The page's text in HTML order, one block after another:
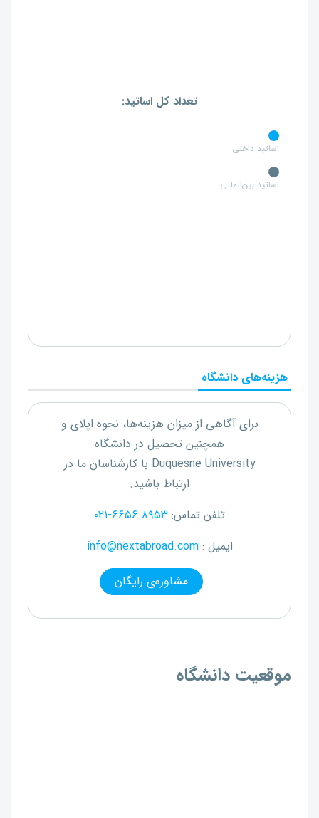
تعداد کل اساتید:
اساتید داخلی
اساتید بین‌المللی
هزینه‌های دانشگاه
برای آگاهی از میزان هزینه‌ها، نحوه اپلای و
همچنین تحصیل در دانشگاه
Duquesne University با کارشناسان ما در
ارتباط باشید.
تلفن تماس: ۰۲۱-۶۶۵۶ ۸۹۵۳
ایمیل :info@nextabroad.com
مشاوره‌ی رایگان
موقعیت دانشگاه